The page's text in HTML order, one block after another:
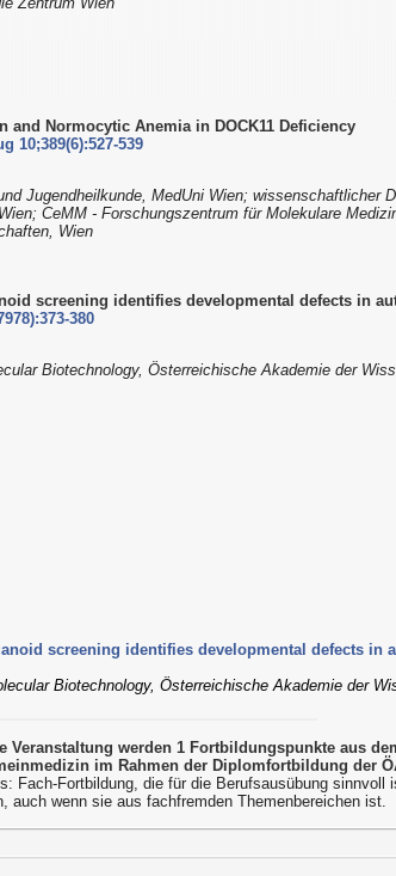
and Normocytic Anemia in DOCK11 Deficiency
10;389(6):527-539
Jugendheilkunde, MedUni Wien; wissenschaftlicher
CeMM - Forschungszentrum für Molekulare
Wien
screening identifies developmental defects in
380
Biotechnology, Österreichische Akademie der
screening identifies developmental defects in
Biotechnology, Österreichische Akademie der
Veranstaltung werden 1 Fortbildungspunkte aus
im Rahmen der Diplomfortbildung der
Fach-Fortbildung, die für die Berufsausübung sinnvoll
auch wenn sie aus fachfremden Themenbereichen ist.